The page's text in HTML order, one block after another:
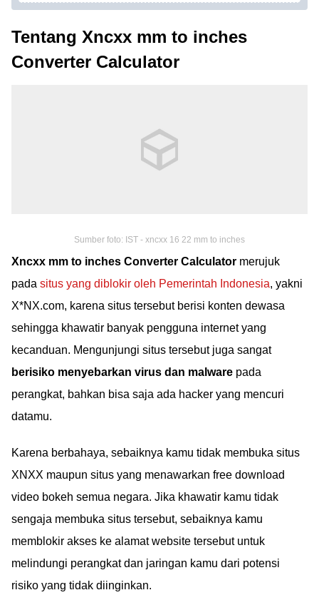
Tentang Xncxx mm to inches
Converter Calculator
Sumber foto: IST - xncxx 16 22 mm to inches
Xncxx mm to inches Converter Calculator merujuk
pada situs yang diblokir oleh Pemerintah Indonesia, yakni
X*NX.com, karena situs tersebut berisi konten dewasa
sehingga khawatir banyak pengguna internet yang
kecanduan. Mengunjungi situs tersebut juga sangat
berisiko menyebarkan virus dan malware pada
perangkat, bahkan bisa saja ada hacker yang mencuri
datamu.
Karena berbahaya, sebaiknya kamu tidak membuka situs
XNXX maupun situs yang menawarkan free download
video bokeh semua negara. Jika khawatir kamu tidak
sengaja membuka situs tersebut, sebaiknya kamu
memblokir akses ke alamat website tersebut untuk
melindungi perangkat dan jaringan kamu dari potensi
risiko yang tidak diinginkan.